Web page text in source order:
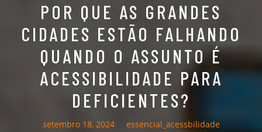
POR QUE AS GRANDES
CIDADES ESTÃO FALHANDO
QUANDO O ASSUNTO É
ACESSIBILIDADE PARA
DEFICIENTES?
setembro 18, 2024 essencial_acessbilidade